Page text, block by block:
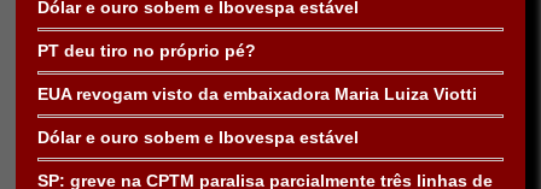
Dólar e ouro sobem e Ibovespa estável
PT deu tiro no próprio pé?
EUA revogam visto da embaixadora Maria Luiza Viotti
Dólar e ouro sobem e Ibovespa estável
SP: greve na CPTM paralisa parcialmente três linhas de